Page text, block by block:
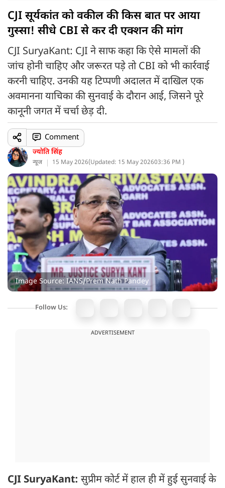
CJI सूर्यकांत को वकील की किस बात पर आया
गुस्सा! सीधे CBI से कर दी एक्शन की मांग
CJI SuryaKant: CJI ने साफ कहा कि ऐसे मामलों की
जांच होनी चाहिए और जरूरत पड़े तो CBI को भी कार्रवाई
करनी चाहिए. उनकी यह टिप्पणी अदालत में दाखिल एक
अवमानना याचिका की सुनवाई के दौरान आई, जिसने पूरे
कानूनी जगत में चर्चा छेड़ दी.
ज्योति सिंह
न्यूज 15 May 2026(Updated: 15 May 202603:36 PM )
Comment
Image Source: IANS/Prem Nath Pandey
Follow Us:
ADVERTISEMENT
CJI SuryaKant: सुप्रीम कोर्ट में हाल ही में हुई सुनवाई के